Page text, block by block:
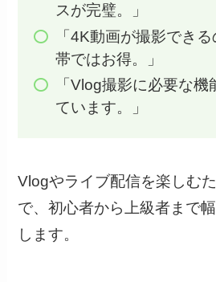
スが完璧。」
「4K動画が撮影でき
帯ではお得。」
「Vlog撮影に必要な
ています。」
Vlogやライブ配信を楽しむ
で、初心者から上級者まで
します。